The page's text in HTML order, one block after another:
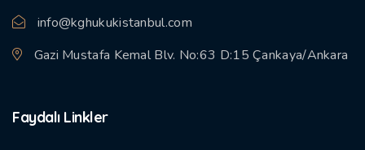
info@kghukukistanbul.com
Gazi Mustafa Kemal Blv. No:63 D:15 Çankaya/Ankara
Faydalı Linkler